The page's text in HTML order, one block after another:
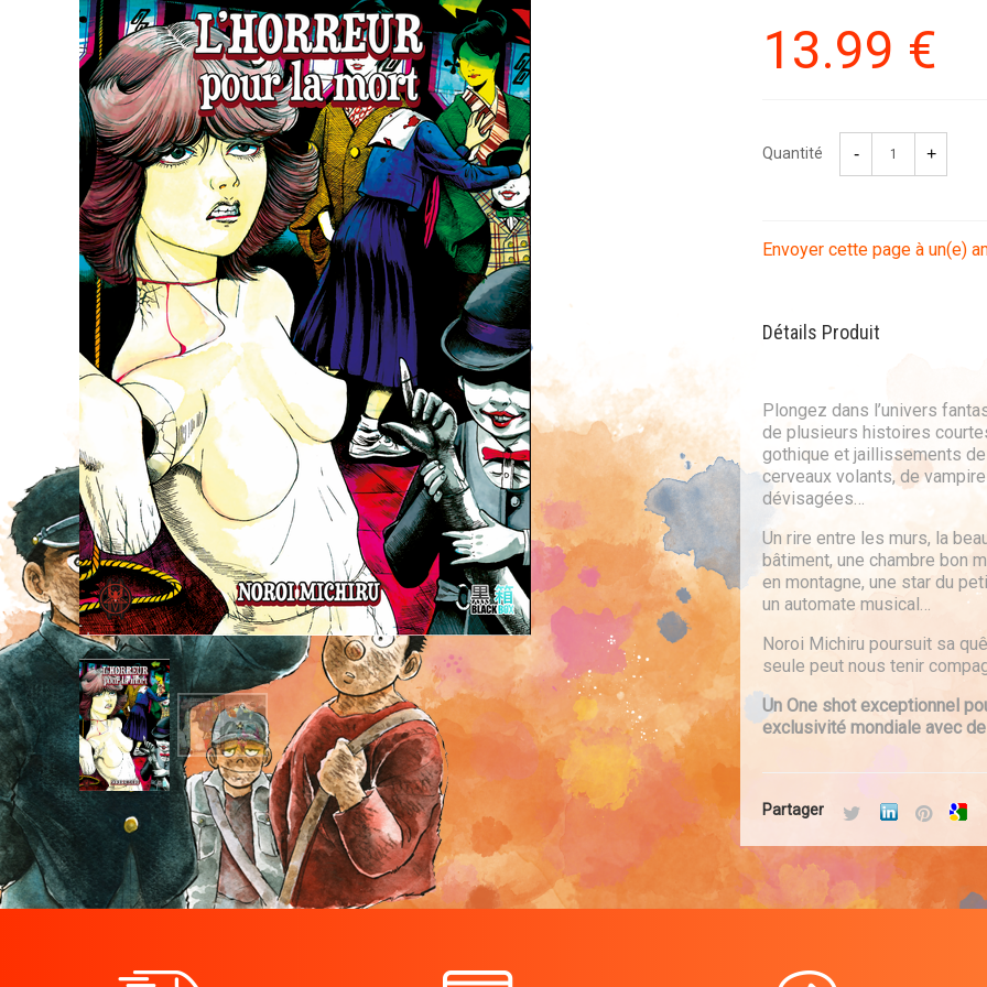
13.99 €
Quantité
Envoyer cette page à un(e)
Détails Produit
Plongez dans l’univers
de plusieurs histoires
gothique et jaillissements
cerveaux volants, de
dévisagées…
Un rire entre les murs, la
bâtiment, une chambre bon
en montagne, une star du
un automate musical…
Noroi Michiru poursuit sa
seule peut nous tenir
Un One shot exceptionnel
exclusivité mondiale avec
Partager